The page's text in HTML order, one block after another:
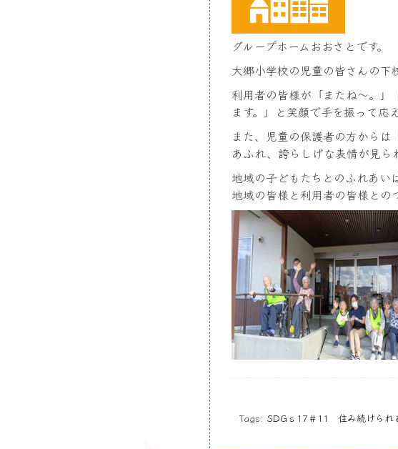
グループホームおおさとです。
大郷小学校の児童の皆さんの下
利用者の皆様が「またね～。」
ます。」と笑顔で手を振って応
また、児童の保護者の方から
あふれ、誇らしげな表情が見ら
地域の子どもたちとのふれあい
地域の皆様と利用者の皆様との
Tags: SDGｓ17＃11 住み続けられ